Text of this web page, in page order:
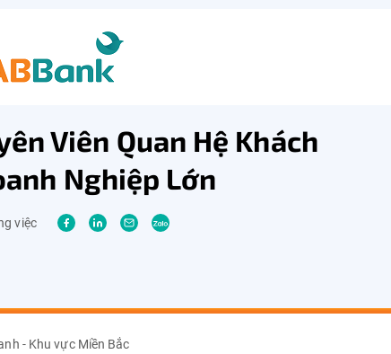
Viên Quan Hệ Khách
Nghiệp Lớn
việc
- Khu vực Miền Bắc